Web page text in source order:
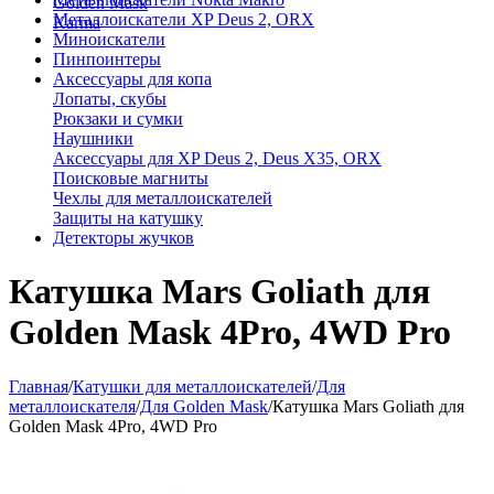
Karma
Металлоискатели XP Deus 2, ORX
Миноискатели
Пинпоинтеры
Аксессуары для копа
Лопаты, скубы
Рюкзаки и сумки
Наушники
Аксессуары для XP Deus 2, Deus X35, ORX
Поисковые магниты
Чехлы для металлоискателей
Защиты на катушку
Детекторы жучков
Катушка Mars Goliath для
Golden Mask 4Pro, 4WD Pro
Главная/Катушки для металлоискателей/Для
металлоискателя/Для Golden Mask/Катушка Mars Goliath для
Golden Mask 4Pro, 4WD Pro